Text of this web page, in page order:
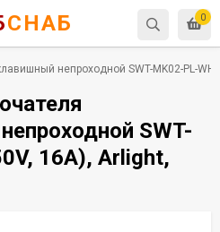
0
СНАБ
непроходной SWT-MK02-PL-WH
SWT-
16A), Arlight,